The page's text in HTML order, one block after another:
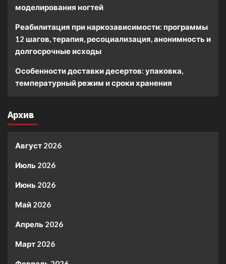
моделирования ногтей
Реабилитация при наркозависимости: программы
12 шагов, терапия, ресоциализация, анонимность и
долгосрочные исходы
Особенности доставки десертов: упаковка,
температурный режим и сроки хранения
Архив
Август 2026
Июль 2026
Июнь 2026
Май 2026
Апрель 2026
Март 2026